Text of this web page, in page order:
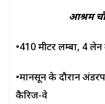
आश्रम
•410 मीटर लम्बा, 4
•मानसून के दौरान
कैरिज-वे